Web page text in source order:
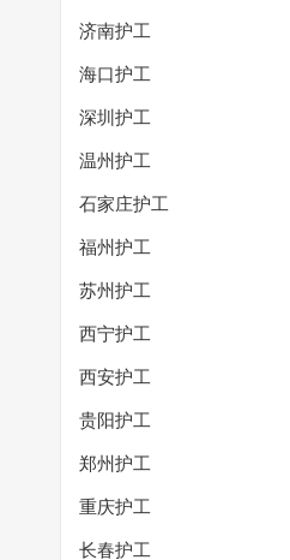
济南护工
海口护工
深圳护工
温州护工
石家庄护工
福州护工
苏州护工
西宁护工
西安护工
贵阳护工
郑州护工
重庆护工
长春护工